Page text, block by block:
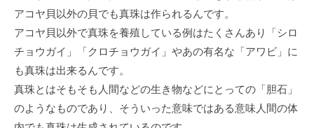
アコヤ貝以外の貝でも真珠は作られるんです。
アコヤ貝以外で真珠を養殖している例はたくさんあり「シロ
チョウガイ」「クロチョウガイ」やあの有名な「アワビ」に
も真珠は出来るんです。
真珠とはそもそも人間などの生き物などにとっての「胆石」
のようなものであり、そういった意味ではある意味人間の体